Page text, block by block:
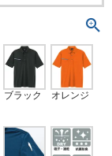
ブラック オレンジ